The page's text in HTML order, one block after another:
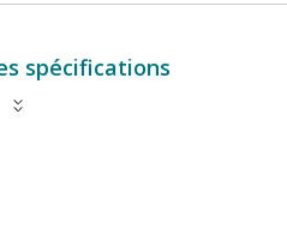
spécifications